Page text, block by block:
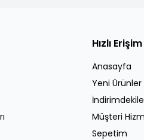
Hızlı Erişim
Anasayfa
Yeni Ürünler
Müşteri
Sepetim